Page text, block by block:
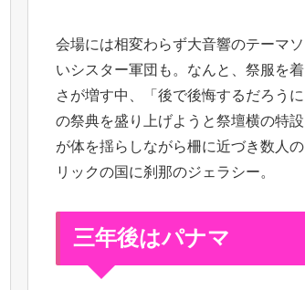
会場には相変わらず大音響のテーマ
いシスター軍団も。なんと、祭服を
さが増す中、「後で後悔するだろう
の祭典を盛り上げようと祭壇横の特
が体を揺らしながら柵に近づき数人
リックの国に刹那のジェラシー。
三年後はパナマ